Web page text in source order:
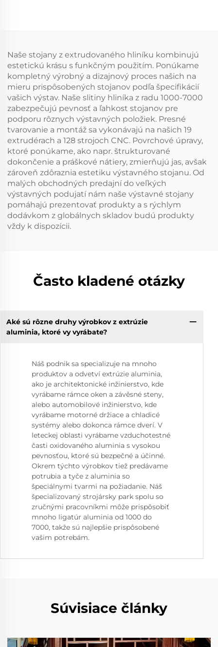
Naše stojany z extrudovaného hliníku kombinujú
estetickú krásu s funkčným použitím. Ponúkame
kompletný výrobný a dizajnový proces našich na
mieru prispôsobených stojanov podľa špecifikácií
vašich výstav. Naše slitiny hliníka z radu 1000-7000
zabezpečujú pevnosť a ľahkost stojanov pre
podporu rôznych výstavných položiek. Presné
tvarovanie a montáž sa vykonávajú na našich 19
extrudérach a 128 strojoch CNC. Povrchové úpravy,
ktoré ponúkame, ako napr. štrukturované
dokončenie a práškové nátiery, zmierňujú jas, avšak
zároveň zdôraznia estetiku výstavného stojanu. Od
malých obchodných predajní do veľkých
výstavných podujatí nám naše výstavné stojany
pomáhajú prezentovať produkty a s rýchlym
dodávkom z globálnych skladov budú produkty
vždy k dispozícii.
Často kladené otázky
Aké sú rôzne druhy výrobkov z extrúzie
aluminia, ktoré vy vyrábate?
Náš podnik sa specializuje na mnoho
produktov a odvetví extrúzie aluminia,
ako je architektonické inžinierstvo, kde
vyrábame rámce oken a závěsné steny,
alebo automobilové inžinierstvo, kde
vyrábame motorné držiace a chladicé
systémy alebo dokonca rámce dverí. V
leteckej oblasti vyrábame vzduchotestné
časti oxidovaného aluminia s vysokou
pevnosťou, ktoré sú bezpečné a účinné.
Okrem týchto výrobkov tiež predávame
potrubia a tyče z aluminia so
špeciálnymi tvarmi na požiadanie. Náš
špecializovaný strojársky park spolu so
zručnými pracovníkmi môže prispôsobiť
mnoho ligatúr aluminia od 1000 do
7000, takže sú najlepšie prispôsobené
vašim potrebám.
Súvisiace články